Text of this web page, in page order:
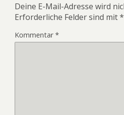
Deine E-Mail-Adresse wird
Erforderliche Felder sind mit*
Kommentar*